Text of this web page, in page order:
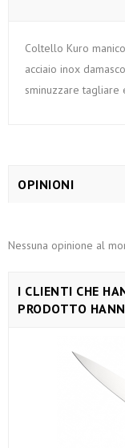
Coltello Kuro
acciaio inox
sminuzzare tagliare
OPINIONI
Nessuna opinione al
I CLIENTI CHE
PRODOTTO